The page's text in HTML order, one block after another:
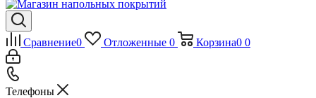
Сравнение0 Отложенные 0 Корзина0 0
Телефоны